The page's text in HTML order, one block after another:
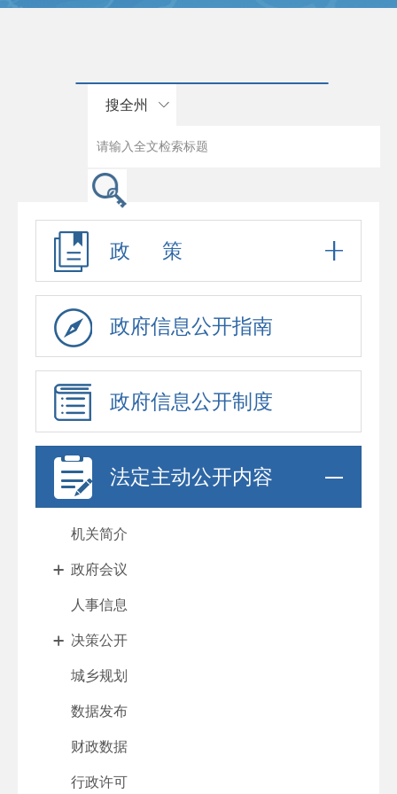
搜全州
政 策
政府信息公开指南
政府信息公开制度
法定主动公开内容
机关简介
政府会议
人事信息
决策公开
城乡规划
数据发布
财政数据
行政许可